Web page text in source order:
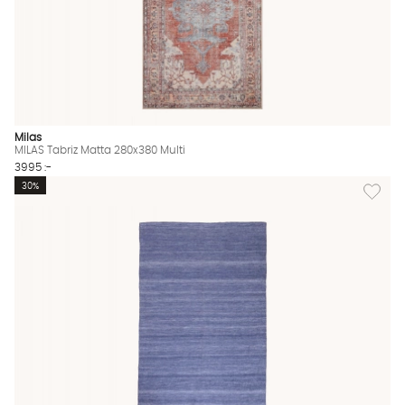
Milas
MILAS Tabriz Matta 280x380 Multi
3995 :-
Lägg
30%